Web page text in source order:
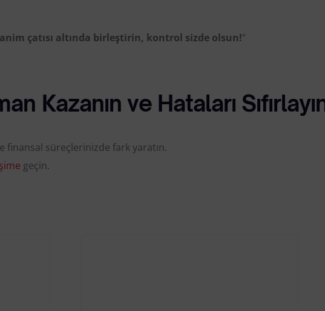
çatısı altında birleştirin, kontrol sizde olsun!“
Kazanın ve Hataları
finansal süreçlerinizde fark yaratın.
geçin.